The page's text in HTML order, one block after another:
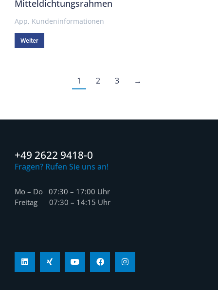
Mitteldichtungsrahmen
App, Kundeninformationen
Weiter
1 2 3 →
+49 2622 9418-0
Fragen? Rufen Sie uns an!
Mo – Do 07:30 – 17:00 Uhr
Freitag 07:30 – 14:15 Uhr